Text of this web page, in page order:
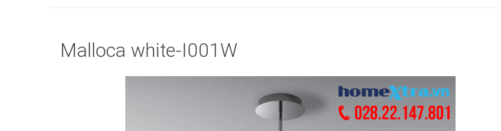
Malloca white-I001W